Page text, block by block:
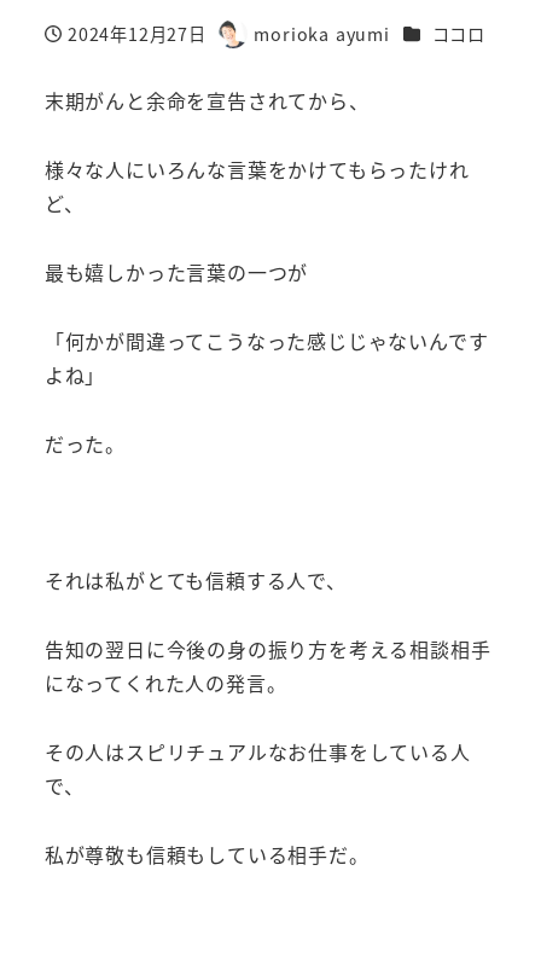
投稿日
2024年12月27日
著
morioka ayumi カテゴリー
ココロ
末期がんと余命を宣告されてから、
様々な人にいろんな言葉をかけてもらったけれ
ど、
最も嬉しかった言葉の一つが
「何かが間違ってこうなった感じじゃないんです
よね」
だった。
それは私がとても信頼する人で、
告知の翌日に今後の身の振り方を考える相談相手
になってくれた人の発言。
その人はスピリチュアルなお仕事をしている人
で、
私が尊敬も信頼もしている相手だ。